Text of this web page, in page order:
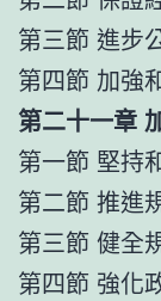
第三節 進步
第四節 加強
第二十一章
第一節 堅持
第二節 推進
第三節 健全
第四節 強化